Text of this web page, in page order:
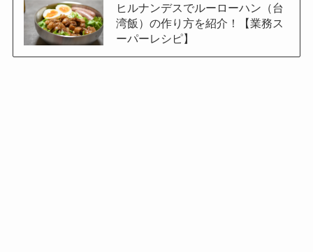
ヒルナンデスでルーローハン（台
湾飯）の作り方を紹介！【業務ス
ーパーレシピ】